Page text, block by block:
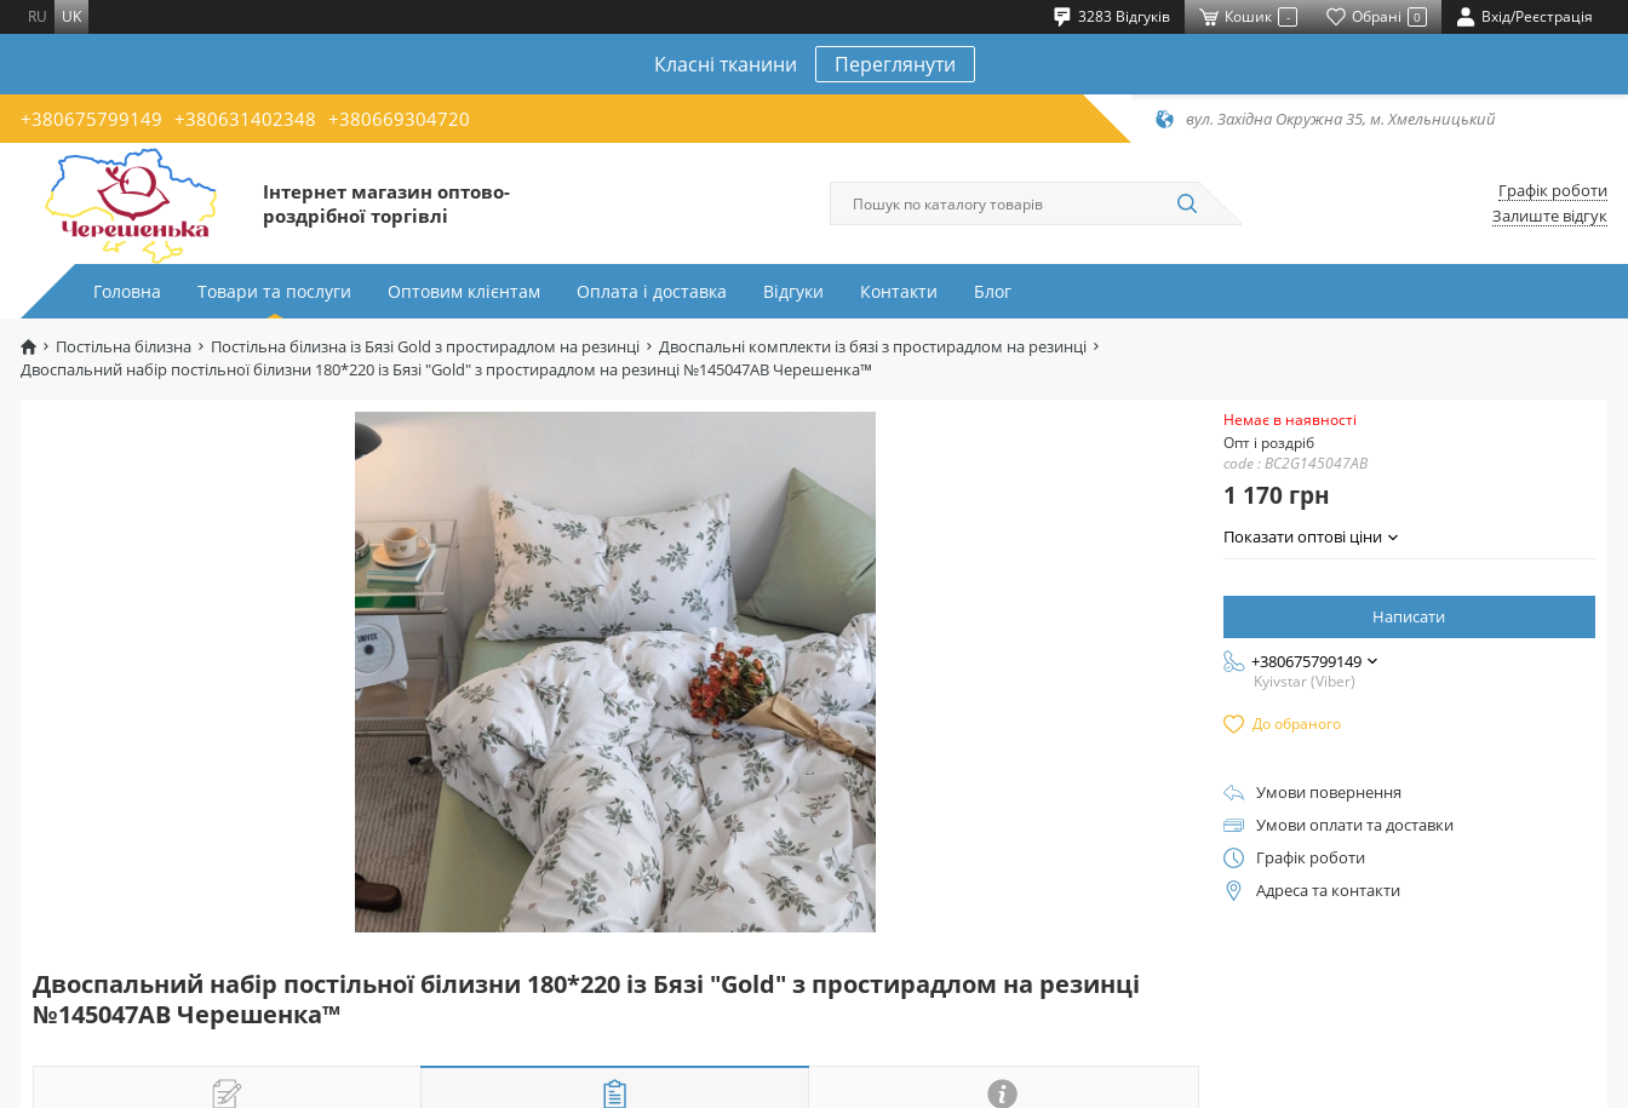
RU UK 3283 Відгуків Кошик - Обрані 0 Вхід/Реєстрація
Класні тканини Переглянути
+380675799149 +380631402348 +380669304720 вул. Західна Окружна 35, м. Хмельницький
Інтернет магазин оптово-
роздрібної торгівлі
Графік роботи
Залиште відгук
Головна Товари та послуги Оптовим клієнтам Оплата і доставка Відгуки Контакти Блог
Постільна білизна Постільна білизна із Бязі Gold з простирадлом на резинці
Двоспальні комплекти із бязі з простирадлом на резинці
Двоспальний набір постільної білизни 180*220 із Бязі "Gold" з простирадлом на резинці №145047AB Черешенка™
Двоспальний набір постільної білизни 180*220 із Бязі "Gold" з простирадлом на резинці
№145047AB Черешенка™
Немає в наявності
Опт і роздріб
code : BC2G145047AB
1 170 грн
Показати оптові ціни
Написати
+380675799149
Kyivstar (Viber)
До обраного
Умови повернення
Умови оплати та доставки
Графік роботи
Адреса та контакти